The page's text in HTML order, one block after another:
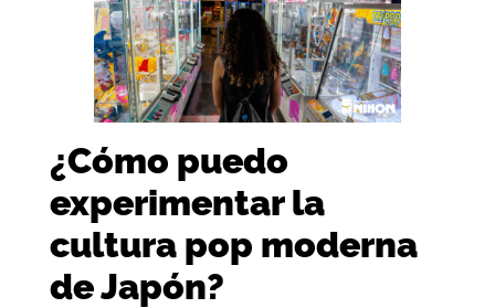
¿Cómo puedo
experimentar la
cultura pop moderna
de Japón?